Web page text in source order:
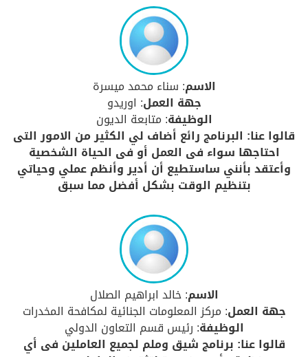
الاسم: سناء محمد ميسرة
جهة العمل: اوريدو
الوظيفة: متابعة الديون
قالوا عنا: البرنامج رائع أضاف لي الكثير من الامور التى
احتاجها سواء فى العمل أو فى الحياة الشخصية
وأعتقد بأنني ساستطيع أن أدير وأنظم عملي وحياتي
بتنظيم الوقت بشكل أفضل مما سبق
الاسم: خالد ابراهيم الصلال
جهة العمل: مركز المعلومات الجنائية لمكافحة المخدرات
الوظيفة: رئيس قسم التعاون الدولي
قالوا عنا: برنامج شيق وملم لجميع العاملين فى أي